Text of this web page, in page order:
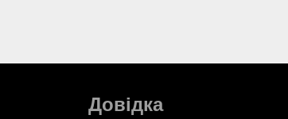
Довідка